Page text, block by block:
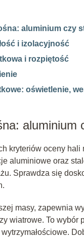
aluminium czy
i izolacyjność
i rozpiętość
oświetlenie,
aluminium
kryteriów oceny
aluminiowe oraz
Sprawdza się
masy, zapewnia
wiatrowe. To wybór